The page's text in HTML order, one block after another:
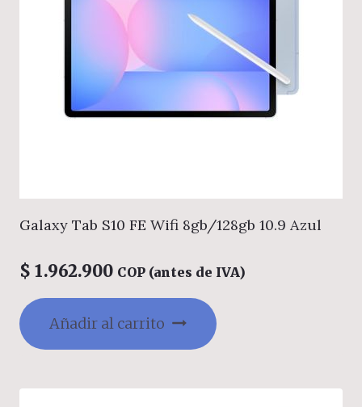
Galaxy Tab S10 FE Wifi 8gb/128gb 10.9 Azul
$ 1.962.900 COP (antes de IVA)
Añadir al carrito